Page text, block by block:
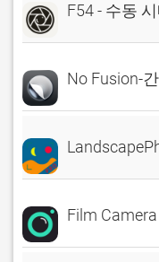
F54 - 수동
No Fusion-
Film